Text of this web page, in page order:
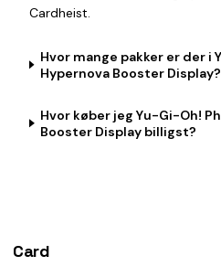
Cardheist.
Hvor mange pakker er der i
Hypernova Booster Display?
Hvor køber jeg Yu-Gi-Oh!
Booster Display billigst?
Card